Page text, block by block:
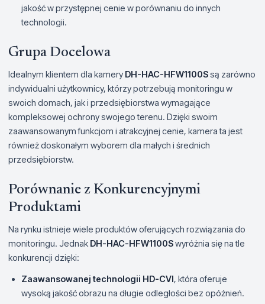
jakość w przystępnej cenie w porównaniu do innych
technologii.
Grupa Docelowa
Idealnym klientem dla kamery DH-HAC-HFW1100Ssą zarówno
indywidualni użytkownicy, którzy potrzebują monitoringu w
swoich domach, jak i przedsiębiorstwa wymagające
kompleksowej ochrony swojego terenu. Dzięki swoim
zaawansowanym funkcjom i atrakcyjnej cenie, kamera ta jest
również doskonałym wyborem dla małych i średnich
przedsiębiorstw.
Porównanie z Konkurencyjnymi
Produktami
Na rynku istnieje wiele produktów oferujących rozwiązania do
monitoringu. Jednak DH-HAC-HFW1100Swyróżnia się na tle
konkurencji dzięki:
Zaawansowanej technologii HD-CVI, która oferuje
wysoką jakość obrazu na długie odległości bez opóźnień.